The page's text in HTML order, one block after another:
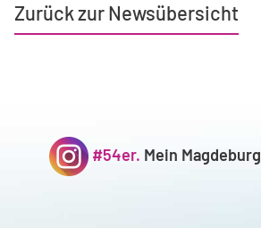
Zurück zur Newsübersicht
#54er. Mein Magdeburg